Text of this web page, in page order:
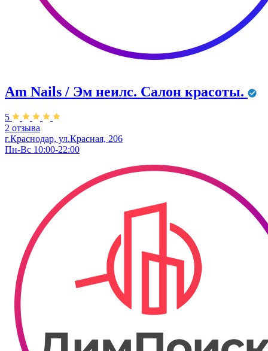
Am Nails / Эм неилс. Салон красоты.
5
2 отзыва
г.Краснодар, ул.Красная, 206
Пн-Вс 10:00-22:00